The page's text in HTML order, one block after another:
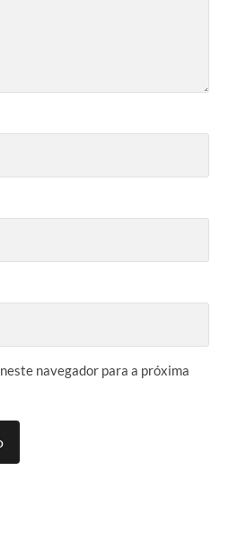
navegador para a próxima